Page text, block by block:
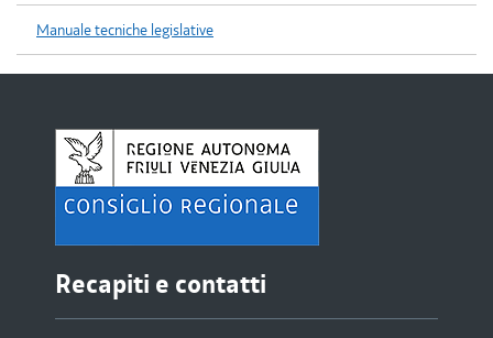
Manuale tecniche legislative
Recapiti e contatti